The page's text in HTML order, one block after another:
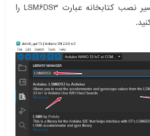
نصب کنید. از مسیر نصب کتابخانه عبارت LSM6DS3 را